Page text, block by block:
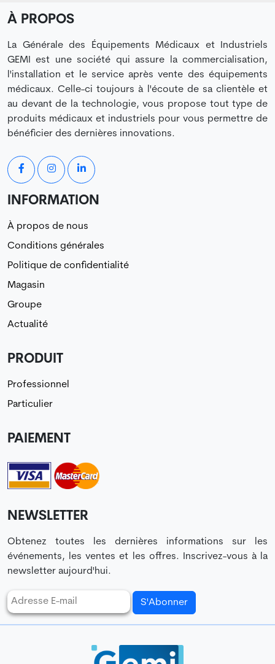
À PROPOS
La Générale des Équipements Médicaux et Industriels
GEMI est une société qui assure la commercialisation,
l'installation et le service après vente des équipements
médicaux. Celle-ci toujours à l'écoute de sa clientèle et
au devant de la technologie, vous propose tout type de
produits médicaux et industriels pour vous permettre de
bénéficier des dernières innovations.
INFORMATION
À propos de nous
Conditions générales
Politique de confidentialité
Magasin
Groupe
Actualité
PRODUIT
Professionnel
Particulier
PAIEMENT
NEWSLETTER
Obtenez toutes les dernières informations sur les
événements, les ventes et les offres. Inscrivez-vous à la
newsletter aujourd'hui.
S'Abonner